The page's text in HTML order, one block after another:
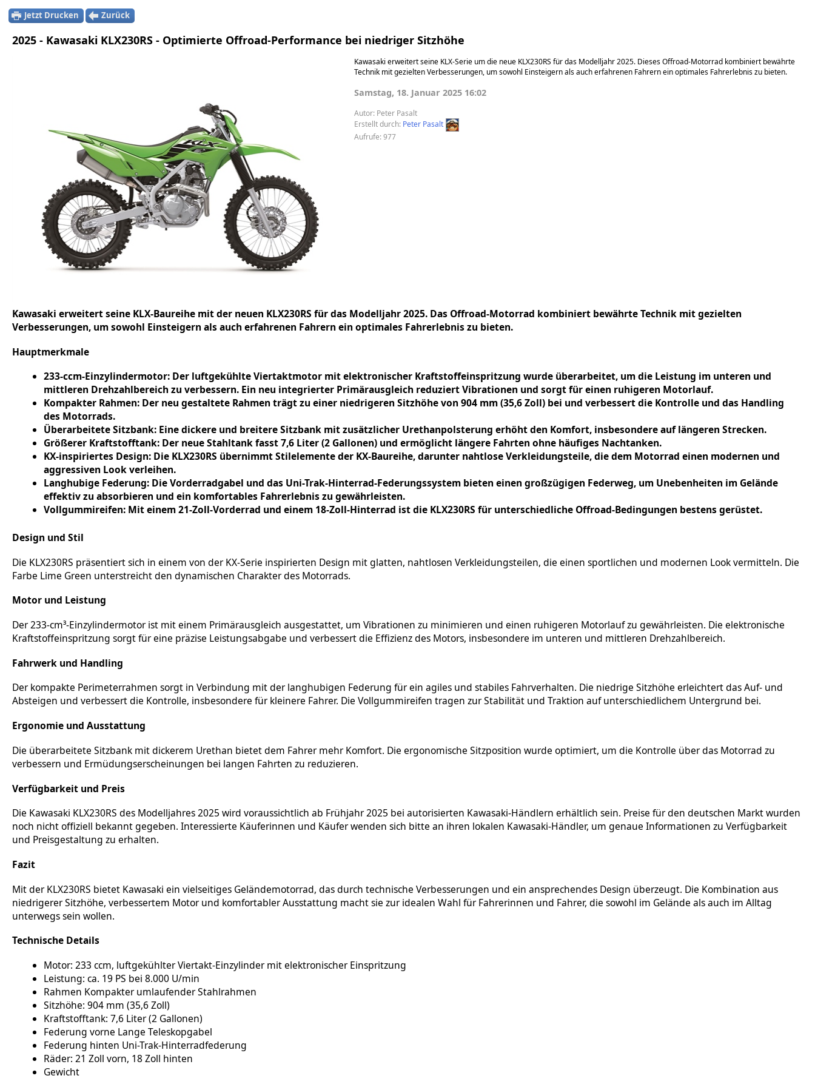
Jetzt Drucken Zurück
2025 - Kawasaki KLX230RS - Optimierte Offroad-Performance bei niedriger Sitzhöhe
Kawasaki erweitert seine KLX-Serie um die neue KLX230RS für das Modelljahr 2025. Dieses Offroad-Motorrad kombiniert bewährte
Technik mit gezielten Verbesserungen, um sowohl Einsteigern als auch erfahrenen Fahrern ein optimales Fahrerlebnis zu bieten.
Samstag, 18. Januar 2025 16:02
Autor: Peter Pasalt
Erstellt durch: Peter Pasalt
Aufrufe: 977
Kawasaki erweitert seine KLX-Baureihe mit der neuen KLX230RS für das Modelljahr 2025. Das Offroad-Motorrad kombiniert bewährte Technik mit gezielten
Verbesserungen, um sowohl Einsteigern als auch erfahrenen Fahrern ein optimales Fahrerlebnis zu bieten.
Hauptmerkmale
233-ccm-Einzylindermotor: Der luftgekühlte Viertaktmotor mit elektronischer Kraftstoffeinspritzung wurde überarbeitet, um die Leistung im unteren und
mittleren Drehzahlbereich zu verbessern. Ein neu integrierter Primärausgleich reduziert Vibrationen und sorgt für einen ruhigeren Motorlauf.
Kompakter Rahmen: Der neu gestaltete Rahmen trägt zu einer niedrigeren Sitzhöhe von 904 mm (35,6 Zoll) bei und verbessert die Kontrolle und das Handling
des Motorrads.
Überarbeitete Sitzbank: Eine dickere und breitere Sitzbank mit zusätzlicher Urethanpolsterung erhöht den Komfort, insbesondere auf längeren Strecken.
Größerer Kraftstofftank: Der neue Stahltank fasst 7,6 Liter (2 Gallonen) und ermöglicht längere Fahrten ohne häufiges Nachtanken.
KX-inspiriertes Design: Die KLX230RS übernimmt Stilelemente der KX-Baureihe, darunter nahtlose Verkleidungsteile, die dem Motorrad einen modernen und
aggressiven Look verleihen.
Langhubige Federung: Die Vorderradgabel und das Uni-Trak-Hinterrad-Federungssystem bieten einen großzügigen Federweg, um Unebenheiten im Gelände
effektiv zu absorbieren und ein komfortables Fahrerlebnis zu gewährleisten.
Vollgummireifen: Mit einem 21-Zoll-Vorderrad und einem 18-Zoll-Hinterrad ist die KLX230RS für unterschiedliche Offroad-Bedingungen bestens gerüstet.
Design und Stil
Die KLX230RS präsentiert sich in einem von der KX-Serie inspirierten Design mit glatten, nahtlosen Verkleidungsteilen, die einen sportlichen und modernen Look vermitteln. Die
Farbe Lime Green unterstreicht den dynamischen Charakter des Motorrads.
Motor und Leistung
Der 233-cm³-Einzylindermotor ist mit einem Primärausgleich ausgestattet, um Vibrationen zu minimieren und einen ruhigeren Motorlauf zu gewährleisten. Die elektronische
Kraftstoffeinspritzung sorgt für eine präzise Leistungsabgabe und verbessert die Effizienz des Motors, insbesondere im unteren und mittleren Drehzahlbereich.
Fahrwerk und Handling
Der kompakte Perimeterrahmen sorgt in Verbindung mit der langhubigen Federung für ein agiles und stabiles Fahrverhalten. Die niedrige Sitzhöhe erleichtert das Auf- und
Absteigen und verbessert die Kontrolle, insbesondere für kleinere Fahrer. Die Vollgummireifen tragen zur Stabilität und Traktion auf unterschiedlichem Untergrund bei.
Ergonomie und Ausstattung
Die überarbeitete Sitzbank mit dickerem Urethan bietet dem Fahrer mehr Komfort. Die ergonomische Sitzposition wurde optimiert, um die Kontrolle über das Motorrad zu
verbessern und Ermüdungserscheinungen bei langen Fahrten zu reduzieren.
Verfügbarkeit und Preis
Die Kawasaki KLX230RS des Modelljahres 2025 wird voraussichtlich ab Frühjahr 2025 bei autorisierten Kawasaki-Händlern erhältlich sein. Preise für den deutschen Markt wurden
noch nicht offiziell bekannt gegeben. Interessierte Käuferinnen und Käufer wenden sich bitte an ihren lokalen Kawasaki-Händler, um genaue Informationen zu Verfügbarkeit
und Preisgestaltung zu erhalten.
Fazit
Mit der KLX230RS bietet Kawasaki ein vielseitiges Geländemotorrad, das durch technische Verbesserungen und ein ansprechendes Design überzeugt. Die Kombination aus
niedrigerer Sitzhöhe, verbessertem Motor und komfortabler Ausstattung macht sie zur idealen Wahl für Fahrerinnen und Fahrer, die sowohl im Gelände als auch im Alltag
unterwegs sein wollen.
Technische Details
Motor: 233 ccm, luftgekühlter Viertakt-Einzylinder mit elektronischer Einspritzung
Leistung: ca. 19 PS bei 8.000 U/min
Rahmen Kompakter umlaufender Stahlrahmen
Sitzhöhe: 904 mm (35,6 Zoll)
Kraftstofftank: 7,6 Liter (2 Gallonen)
Federung vorne Lange Teleskopgabel
Federung hinten Uni-Trak-Hinterradfederung
Räder: 21 Zoll vorn, 18 Zoll hinten
Gewicht